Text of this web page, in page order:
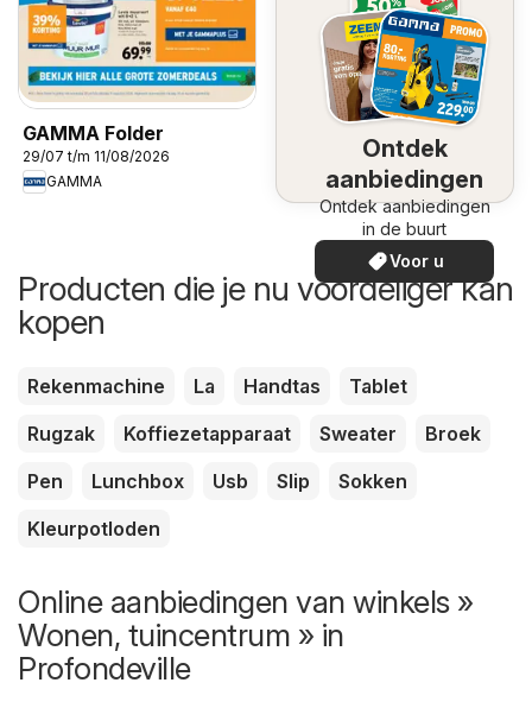
GAMMA Folder
29/07 t/m 11/08/2026
GAMMA
Ontdek
aanbiedingen
Ontdek aanbiedingen
in de buurt
Voor u
Producten die je nu voordeliger kan
kopen
Rekenmachine La Handtas
Tablet
Rugzak
Koffiezetapparaat Sweater
Broek
Pen
Lunchbox Usb Slip
Sokken
Kleurpotloden
Online aanbiedingen van winkels »
Wonen, tuincentrum » in
Profondeville